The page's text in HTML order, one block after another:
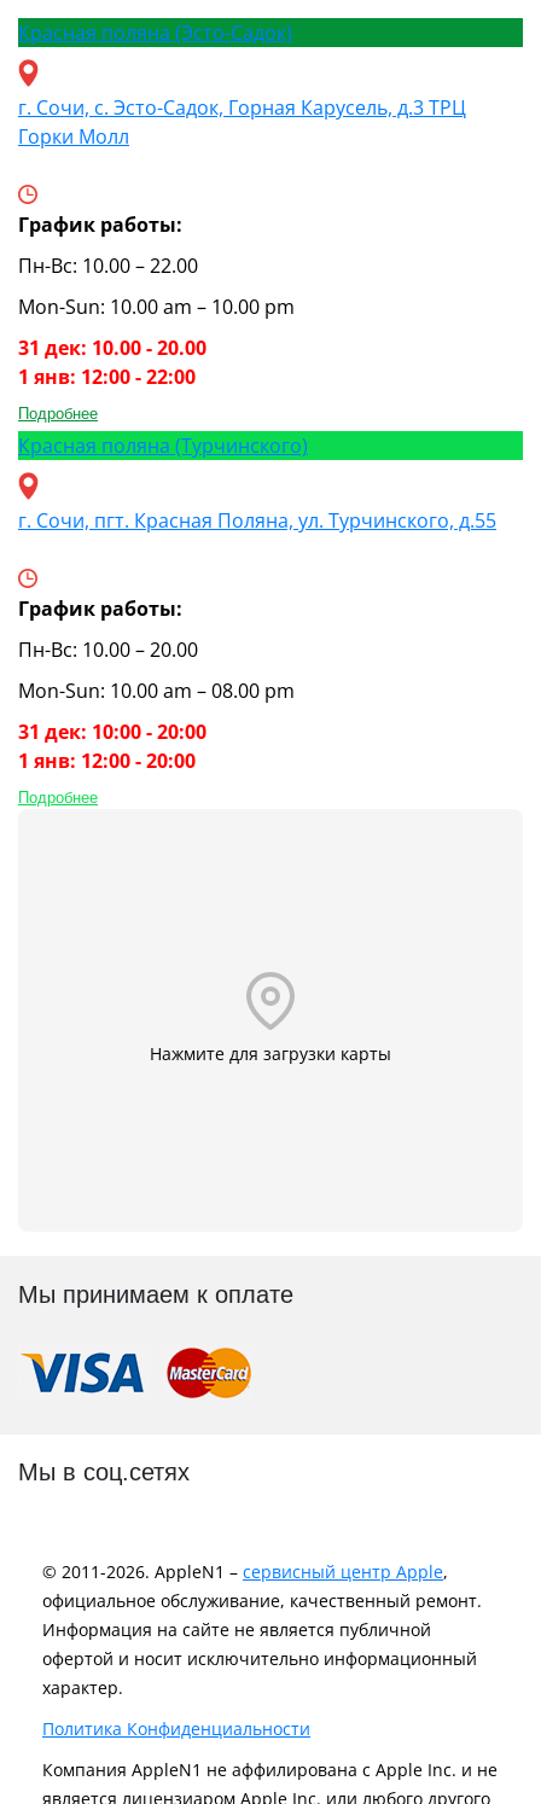
Красная поляна (Эсто-Садок)
г. Сочи, с. Эсто-Садок, Горная Карусель, д.3 ТРЦ
Горки Молл
График работы:
Пн-Вс: 10.00 – 22.00
Mon-Sun: 10.00 am – 10.00 pm
31 дек: 10.00 - 20.00
1 янв: 12:00 - 22:00
Подробнее
Красная поляна (Турчинского)
г. Сочи, пгт. Красная Поляна, ул. Турчинского, д.55
График работы:
Пн-Вс: 10.00 – 20.00
Mon-Sun: 10.00 am – 08.00 pm
31 дек: 10:00 - 20:00
1 янв: 12:00 - 20:00
Подробнее
Нажмите для загрузки карты
Мы принимаем к оплате
Мы в соц.сетях
© 2011-2026. AppleN1 – сервисный центр Apple,
официальное обслуживание, качественный ремонт.
Информация на сайте не является публичной
офертой и носит исключительно информационный
характер.
Политика Конфиденциальности
Компания AppleN1 не аффилирована c Apple Inc. и не
является лицензиаром Apple Inc. или любого другого